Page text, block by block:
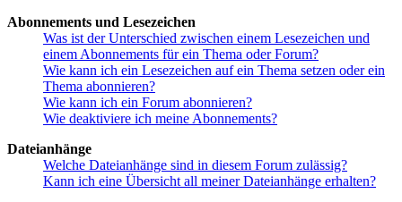
Abonnements und Lesezeichen
Was ist der Unterschied zwischen einem Lesezeichen und
einem Abonnements für ein Thema oder Forum?
Wie kann ich ein Lesezeichen auf ein Thema setzen oder ein
Thema abonnieren?
Wie kann ich ein Forum abonnieren?
Wie deaktiviere ich meine Abonnements?
Dateianhänge
Welche Dateianhänge sind in diesem Forum zulässig?
Kann ich eine Übersicht all meiner Dateianhänge erhalten?